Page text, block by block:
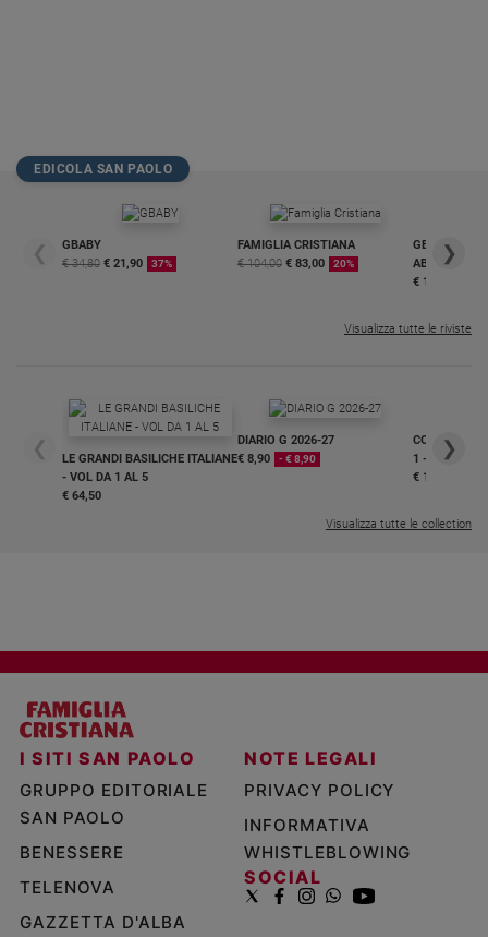
EDICOLA SAN PAOLO
❮
GBABY
€ 34,80 € 21,90 37%
FAMIGLIA CRISTIANA
€ 104,00 € 83,00 20%
GBABY
€ 16,99
❯
Visualizza tutte le riviste
❮
LE GRANDI BASILICHE ITALIANE
- VOL DA 1 AL 5
€ 64,50
DIARIO G 2026-27
€ 8,90
- € 8,90
COLLANA
1 - 2
€ 18,50
❯
Visualizza tutte le collection
I SITI SAN PAOLO
GRUPPO EDITORIALE
SAN PAOLO
BENESSERE
TELENOVA
GAZZETTA D'ALBA
NOTE LEGALI
PRIVACY POLICY
INFORMATIVA
WHISTLEBLOWING
SOCIAL